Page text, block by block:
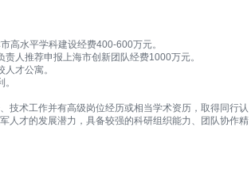
高水平学科建设经费400-600万元。
人推荐申报上海市创新团队经费1000万元。
才公寓。
技术工作并有高级岗位经历或相当学术资历，取得同行认
人才的发展潜力，具备较强的科研组织能力、团队协作精